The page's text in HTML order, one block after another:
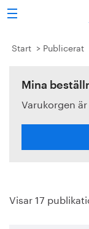
Sök
Stålindustrin
Vision 2050
Forskning/
Publicerat
Start Publicerat
Mina
Varukorgen
Visar 17